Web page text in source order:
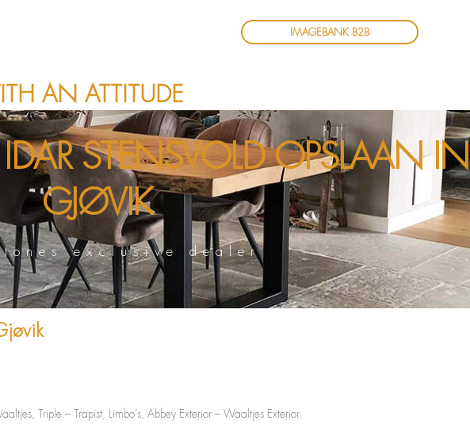
IMAGEBANK B2B
AN ATTITUDE
STENSVOLDOPSLAAN IN
GJØVIK
exclusive dealer
Triple – Trapist, Limbo’s, Abbey Exterior – Waaltjes Exterior